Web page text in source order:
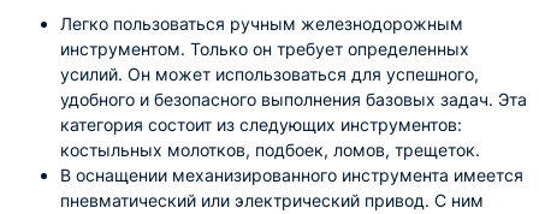
Легко пользоваться ручным железнодорожным
инструментом. Только он требует определенных
усилий. Он может использоваться для успешного,
удобного и безопасного выполнения базовых задач. Эта
категория состоит из следующих инструментов:
костыльных молотков, подбоек, ломов, трещеток.
В оснащении механизированного инструмента имеется
пневматический или электрический привод. С ним